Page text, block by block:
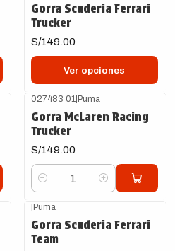
Gorra Scuderia Ferrari
Trucker
S/149.00
Ver opciones
027483 01 |Puma
Gorra McLaren Racing
Trucker
S/149.00
Cantidad
|Puma
Gorra Scuderia Ferrari
Team